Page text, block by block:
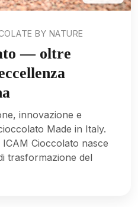
BY NATURE
— oltre
innovazione e
Made in Italy.
Cioccolato nasce
trasformazione del